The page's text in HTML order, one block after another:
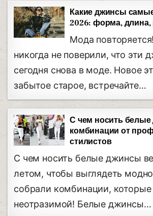
Какие джинсы
2026: форма, длина,
Мода
никогда не поверили, что эти
сегодня снова в моде. Новое
забытое старое, встречайте…
С чем носить
комбинации от
стилистов
С чем носить белые джинсы
летом, чтобы выглядеть
собрали комбинации, которые
неотразимой! Белые джинсы…